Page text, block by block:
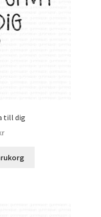
till dig